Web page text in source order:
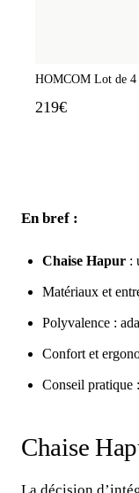
HOMCOM Lot de 4
219€
En bref :
Chaise Hapur :
Matériaux et
Polyvalence :
Confort et
Conseil pratique
Chaise
La décision